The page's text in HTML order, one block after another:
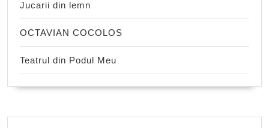
Jucarii din lemn
OCTAVIAN COCOLOS
Teatrul din Podul Meu